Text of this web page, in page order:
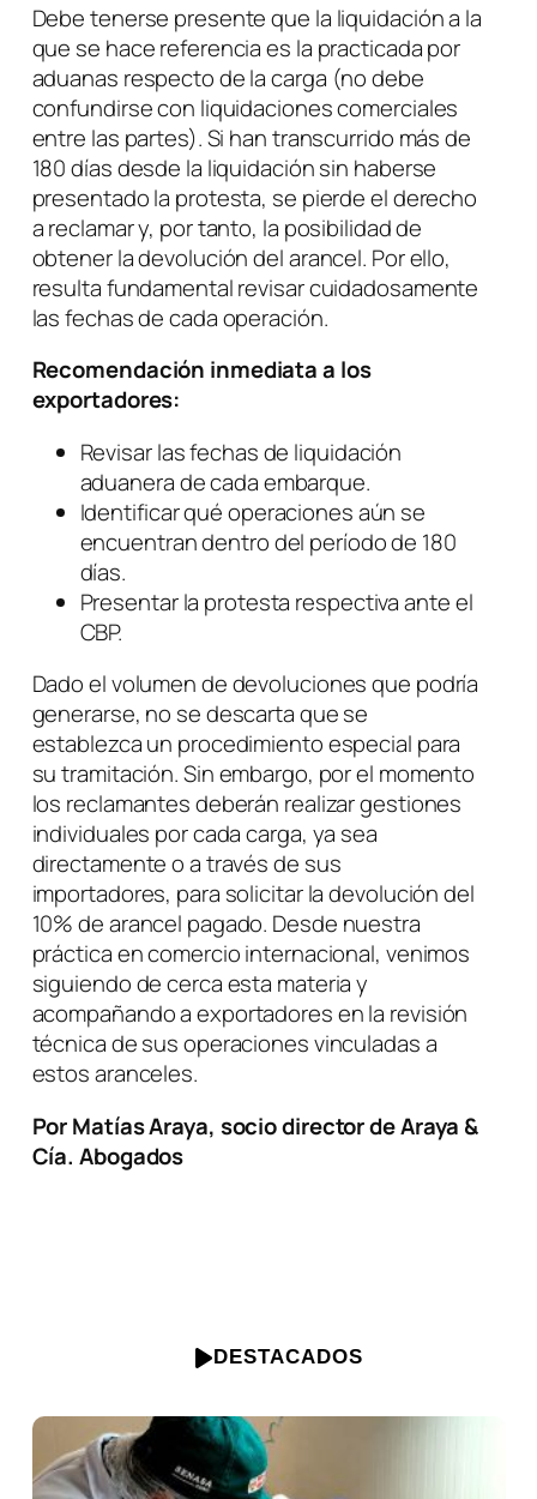
Debe tenerse presente que la liquidación a la
que se hace referencia es la practicada por
aduanas respecto de la carga (no debe
confundirse con liquidaciones comerciales
entre las partes). Si han transcurrido más de
180 días desde la liquidación sin haberse
presentado la protesta, se pierde el derecho
a reclamar y, por tanto, la posibilidad de
obtener la devolución del arancel. Por ello,
resulta fundamental revisar cuidadosamente
las fechas de cada operación.
Recomendación inmediata a los
exportadores:
Revisar las fechas de liquidación
aduanera de cada embarque.
Identificar qué operaciones aún se
encuentran dentro del período de 180
días.
Presentar la protesta respectiva ante el
CBP.
Dado el volumen de devoluciones que podría
generarse, no se descarta que se
establezca un procedimiento especial para
su tramitación. Sin embargo, por el momento
los reclamantes deberán realizar gestiones
individuales por cada carga, ya sea
directamente o a través de sus
importadores, para solicitar la devolución del
10% de arancel pagado. Desde nuestra
práctica en comercio internacional, venimos
siguiendo de cerca esta materia y
acompañando a exportadores en la revisión
técnica de sus operaciones vinculadas a
estos aranceles.
Por Matías Araya, socio director de Araya &
Cía. Abogados
DESTACADOS